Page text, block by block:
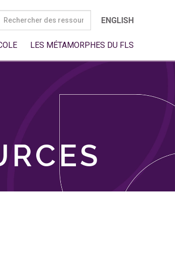
ENGLISH
LES MÉTAMORPHES DU FLS